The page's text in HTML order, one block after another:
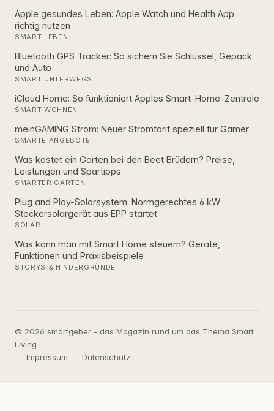
Apple gesundes Leben: Apple Watch und Health App
richtig nutzen
SMART LEBEN
Bluetooth GPS Tracker: So sichern Sie Schlüssel, Gepäck
und Auto
SMART UNTERWEGS
iCloud Home: So funktioniert Apples Smart‑Home‑Zentrale
SMART WOHNEN
meinGAMING Strom: Neuer Stromtarif speziell für Gamer
SMARTE ANGEBOTE
Was kostet ein Garten bei den Beet Brüdern? Preise,
Leistungen und Spartipps
SMARTER GARTEN
Plug and Play-Solarsystem: Normgerechtes 6 kW
Steckersolargerät aus EPP startet
SOLAR
Was kann man mit Smart Home steuern? Geräte,
Funktionen und Praxisbeispiele
STORYS & HINDERGRÜNDE
© 2026 smartgeber - das Magazin rund um das Thema Smart
Living
Impressum
Datenschutz